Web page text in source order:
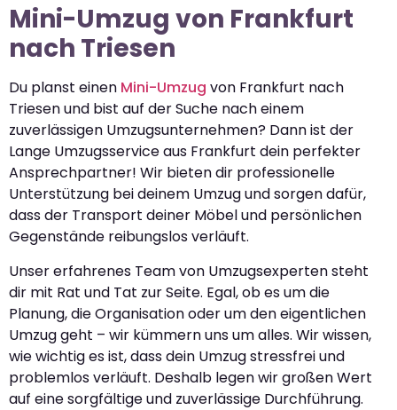
Mini-Umzug von Frankfurt
nach Triesen
Du planst einen Mini-Umzug von Frankfurt nach
Triesen und bist auf der Suche nach einem
zuverlässigen Umzugsunternehmen? Dann ist der
Lange Umzugsservice aus Frankfurt dein perfekter
Ansprechpartner! Wir bieten dir professionelle
Unterstützung bei deinem Umzug und sorgen dafür,
dass der Transport deiner Möbel und persönlichen
Gegenstände reibungslos verläuft.
Unser erfahrenes Team von Umzugsexperten steht
dir mit Rat und Tat zur Seite. Egal, ob es um die
Planung, die Organisation oder um den eigentlichen
Umzug geht – wir kümmern uns um alles. Wir wissen,
wie wichtig es ist, dass dein Umzug stressfrei und
problemlos verläuft. Deshalb legen wir großen Wert
auf eine sorgfältige und zuverlässige Durchführung.